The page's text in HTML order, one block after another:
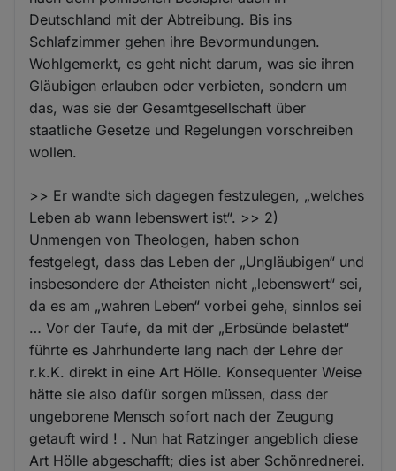
Deutschland mit der Abtreibung. Bis ins
Schlafzimmer gehen ihre Bevormundungen.
Wohlgemerkt, es geht nicht darum, was sie ihren
Gläubigen erlauben oder verbieten, sondern um
das, was sie der Gesamtgesellschaft über
staatliche Gesetze und Regelungen vorschreiben
wollen.
>> Er wandte sich dagegen festzulegen, „welches
Leben ab wann lebenswert ist“. >> 2)
Unmengen von Theologen, haben schon
festgelegt, dass das Leben der „Ungläubigen“ und
insbesondere der Atheisten nicht „lebenswert“ sei,
da es am „wahren Leben“ vorbei gehe, sinnlos sei
… Vor der Taufe, da mit der „Erbsünde belastet“
führte es Jahrhunderte lang nach der Lehre der
r.k.K. direkt in eine Art Hölle. Konsequenter Weise
hätte sie also dafür sorgen müssen, dass der
ungeborene Mensch sofort nach der Zeugung
getauft wird ! . Nun hat Ratzinger angeblich diese
Art Hölle abgeschafft; dies ist aber Schönrednerei.